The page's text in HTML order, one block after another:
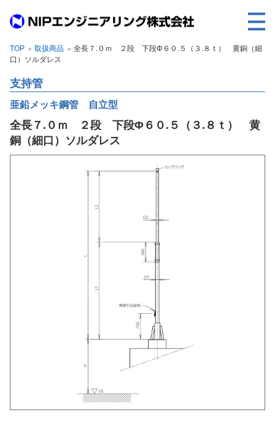
TOP
事業内容
取扱製品
各種実績
会社案内
個人データの共同利用について
TOP ＞ 取扱商品 ＞ 全長７.０ｍ ２段 下段Φ６０.５（３.８ｔ） 黄銅（細
口）ソルダレス
支持管
亜鉛メッキ鋼管 自立型
全長７.０ｍ ２段 下段Φ６０.５（３.８ｔ） 黄
銅（細口）ソルダレス